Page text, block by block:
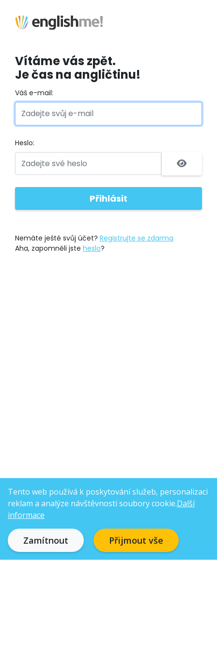
Vítáme vás zpět.
Je čas na angličtinu!
Váš e-mail:
Heslo:
Nemáte ještě svůj účet? Registrujte se zdarma
Aha, zapomněli jste heslo?
Tento web používá k poskytování služeb, personalizaci
reklam a analýze návštěvnosti soubory cookie.Další
informace
Zamítnout Přijmout vše